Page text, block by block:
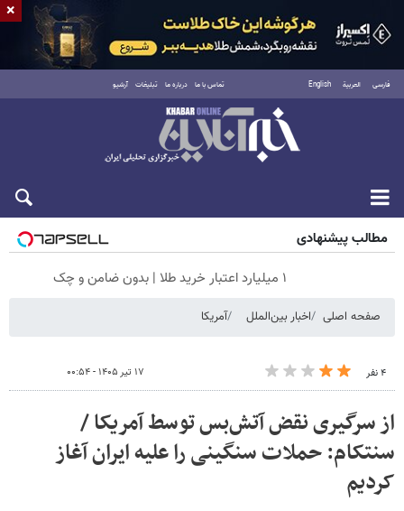
فارسی العربية English تماس با ما درباره ما تبلیغات آرشیو
جمعه ۱۶ مرداد ۱۴۰۵
مطالب پیشنهادی
۱ میلیارد اعتبار خرید طلا | بدون ضامن و چک
صفحه اصلی اخبار بین‌الملل آمریکا
۴ نفر ۱۷ تیر ۱۴۰۵ - ۰۰:۵۴
از سرگیری نقض آتش‌بس توسط آمریکا /
سنتکام: حملات سنگینی را علیه ایران آغاز
کردیم
×